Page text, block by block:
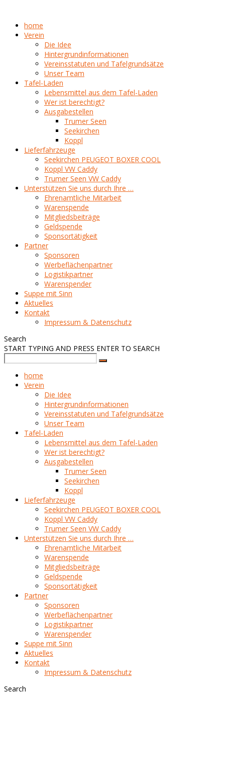
home
Verein
Die Idee
Hintergrundinformationen
Vereinsstatuten und Tafelgrundsätze
Unser Team
Tafel-Laden
Lebensmittel aus dem Tafel-Laden
Wer ist berechtigt?
Ausgabestellen
Trumer Seen
Seekirchen
Koppl
Lieferfahrzeuge
Seekirchen PEUGEOT BOXER COOL
Koppl VW Caddy
Trumer Seen VW Caddy
Unterstützen Sie uns durch Ihre …
Ehrenamtliche Mitarbeit
Warenspende
Mitgliedsbeiträge
Geldspende
Sponsortätigkeit
Partner
Sponsoren
Werbeflächenpartner
Logistikpartner
Warenspender
Suppe mit Sinn
Aktuelles
Kontakt
Impressum & Datenschutz
Search
START TYPING AND PRESS ENTER TO SEARCH
home
Verein
Die Idee
Hintergrundinformationen
Vereinsstatuten und Tafelgrundsätze
Unser Team
Tafel-Laden
Lebensmittel aus dem Tafel-Laden
Wer ist berechtigt?
Ausgabestellen
Trumer Seen
Seekirchen
Koppl
Lieferfahrzeuge
Seekirchen PEUGEOT BOXER COOL
Koppl VW Caddy
Trumer Seen VW Caddy
Unterstützen Sie uns durch Ihre …
Ehrenamtliche Mitarbeit
Warenspende
Mitgliedsbeiträge
Geldspende
Sponsortätigkeit
Partner
Sponsoren
Werbeflächenpartner
Logistikpartner
Warenspender
Suppe mit Sinn
Aktuelles
Kontakt
Impressum & Datenschutz
Search